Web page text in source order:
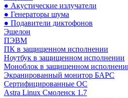
● Акустические излучатели
● Генераторы шума
● Подавители диктофонов
Эшелон
ПЭВМ
ПК в защищенном исполнении
Ноутбук в защищенном исполнении
Моноблок в защищенном
Экранированный монитор БАРС
Сертифицированные ОС
Astra Linux Смоленск 1.7